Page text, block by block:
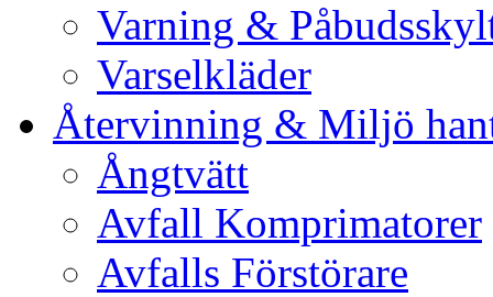
Varning &
Varselkläder
Återvinning & Miljö
Ångtvätt
Avfall Komprimatorer
Avfalls Förstörare